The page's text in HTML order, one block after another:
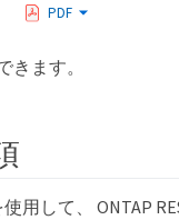
PDF
きます。
して、 ONTAP